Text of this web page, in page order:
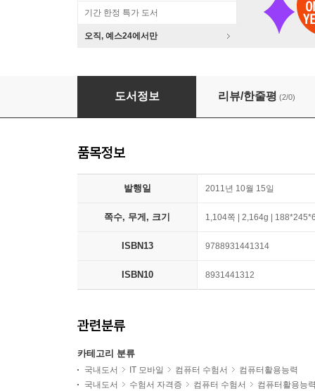
기간 한정 특가 도서
오직, 예스24에서만
2012 이기적 in 컴퓨터활용능력 1급 실기 기본서
도서정보 리뷰/한줄평 (2/0)
품목정보
발행일 2011년 10월 15일
쪽수, 무게, 크기 1,104쪽 | 2,164g |
ISBN13 9788931441314
ISBN10 8931441312
관련분류
카테고리 분류
국내도서 IT 모바일 컴퓨터 수험서
컴퓨터활용능력
국내도서
수험서 자격증 컴퓨터 수험서 컴퓨터활용능